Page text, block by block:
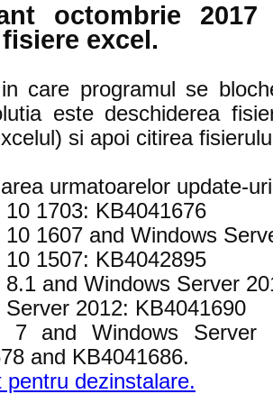
octombrie
excel.
care programul se
este deschiderea
si apoi citirea
urmatoarelor update-
1703: KB4041676
1607 and Windows
1507: KB4042895
and Windows Server
2012: KB4041690
7 and Windows Server
and KB4041686.
pentru dezinstalare.